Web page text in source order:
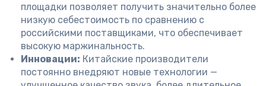
площадки позволяет получить значительно более
низкую себестоимость по сравнению с
российскими поставщиками, что обеспечивает
высокую маржинальность.
Инновации: Китайские производители
постоянно внедряют новые технологии —